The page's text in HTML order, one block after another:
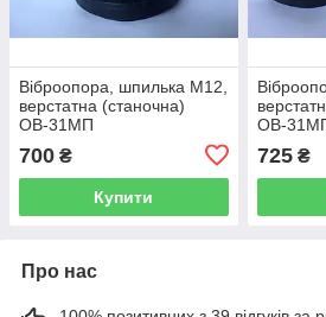
Віброопора, шпилька М12,
верстатна (станочна)
ОВ-31МП
700 ₴
Купити
ОВ-
725₴
Про нас